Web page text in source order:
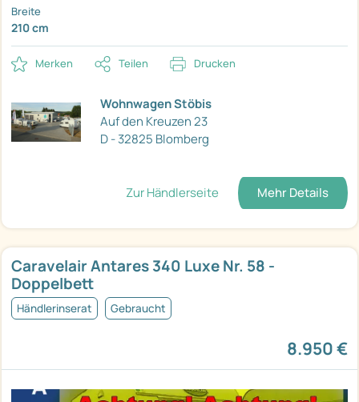
Breite
210 cm
Merken Teilen Drucken
Wohnwagen Stöbis
Auf den Kreuzen 23
D - 32825 Blomberg
Zur Händlerseite Mehr Details
Caravelair Antares 340 Luxe Nr. 58 -
Doppelbett
Händlerinserat Gebraucht
8.950 €